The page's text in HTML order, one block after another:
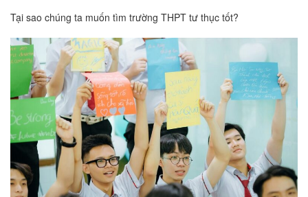
Tại sao chúng ta muốn tìm trường THPT tư thục tốt?